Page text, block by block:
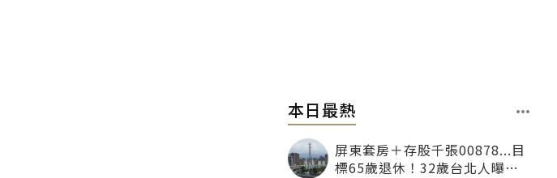
本日最熱
屏東套房＋存股千張00878...目
標65歲退休！32歲台北人曝：